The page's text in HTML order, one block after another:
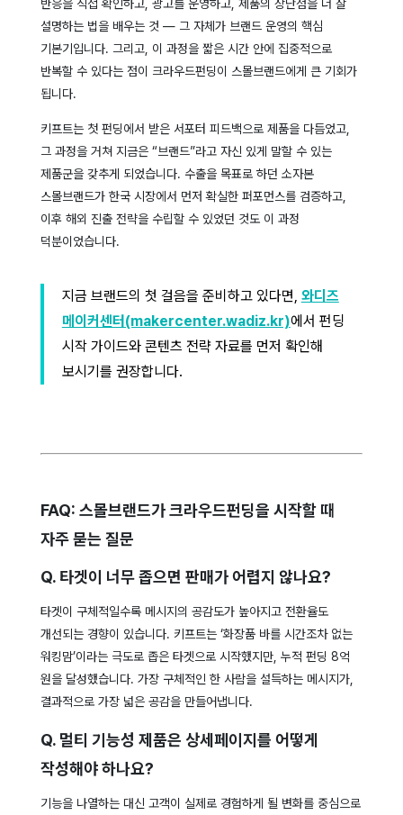
반응을 직접 확인하고, 광고를 운영하고, 제품의 장단점을 더 잘
설명하는 법을 배우는 것 — 그 자체가 브랜드 운영의 핵심
기본기입니다. 그리고, 이 과정을 짧은 시간 안에 집중적으로
반복할 수 있다는 점이 크라우드펀딩이 스몰브랜드에게 큰 기회가
됩니다.
키프트는 첫 펀딩에서 받은 서포터 피드백으로 제품을 다듬었고,
그 과정을 거쳐 지금은 “브랜드”라고 자신 있게 말할 수 있는
제품군을 갖추게 되었습니다. 수출을 목표로 하던 소자본
스몰브랜드가 한국 시장에서 먼저 확실한 퍼포먼스를 검증하고,
이후 해외 진출 전략을 수립할 수 있었던 것도 이 과정
덕분이었습니다.
지금 브랜드의 첫 걸음을 준비하고 있다면, 와디즈
메이커센터(makercenter.wadiz.kr)에서 펀딩
시작 가이드와 콘텐츠 전략 자료를 먼저 확인해
보시기를 권장합니다.
FAQ: 스몰브랜드가 크라우드펀딩을 시작할 때
자주 묻는 질문
Q. 타겟이 너무 좁으면 판매가 어렵지 않나요?
타겟이 구체적일수록 메시지의 공감도가 높아지고 전환율도
개선되는 경향이 있습니다. 키프트는 ‘화장품 바를 시간조차 없는
워킹맘’이라는 극도로 좁은 타겟으로 시작했지만, 누적 펀딩 8억
원을 달성했습니다. 가장 구체적인 한 사람을 설득하는 메시지가,
결과적으로 가장 넓은 공감을 만들어냅니다.
Q. 멀티 기능성 제품은 상세페이지를 어떻게
작성해야 하나요?
기능을 나열하는 대신 고객이 실제로 경험하게 될 변화를 중심으로